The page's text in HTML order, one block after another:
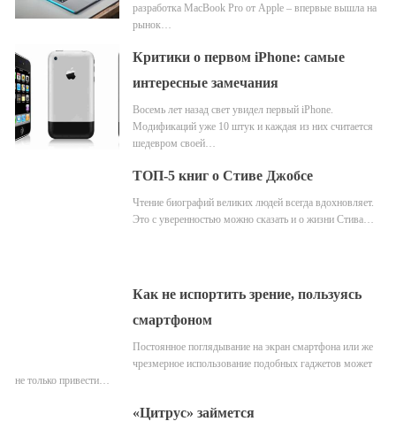
разработка MacBook Pro от Apple – впервые вышла на
рынок…
Критики о первом iPhone: самые
интересные замечания
Восемь лет назад свет увидел первый iPhone.
Модификаций уже 10 штук и каждая из них считается
шедевром своей…
ТОП-5 книг о Стиве Джобсе
Чтение биографий великих людей всегда вдохновляет.
Это с уверенностью можно сказать и о жизни Стива…
Как не испортить зрение, пользуясь
смартфоном
Постоянное поглядывание на экран смартфона или же
чрезмерное использование подобных гаджетов может
не только привести…
«Цитрус» займется